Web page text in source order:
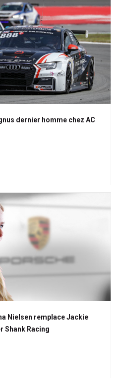
dernier homme chez AC
Nielsen remplace Jackie
Shank Racing